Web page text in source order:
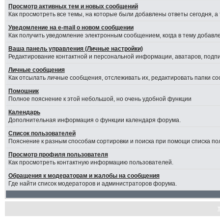
Просмотр активных тем и новых сообщений
Как просмотреть все темы, на которые были добавлены ответы сегодня,
Уведомление на е-mail о новом сообщении
Как получить уведомление электронным сообщением, когда в тему
Ваша панель управления (Личные настройки)
Редактирование контактной и персональной информации, аватаров,
Личные сообщения
Как отсылать личные сообщения, отслеживать их, редактировать папки
Помошник
Полное пояснение к этой небольшой, но очень удобной функции
Календарь
Дополнительная информация о функции календаря форума.
Список пользователей
Пояснение к разным способам сортировки и поиска при помощи списка
Просмотр профиля пользователя
Как просмотреть контактную информацию пользователей.
Обращения к модераторам и жалобы на сообщения
Где найти список модераторов и администраторов форума.